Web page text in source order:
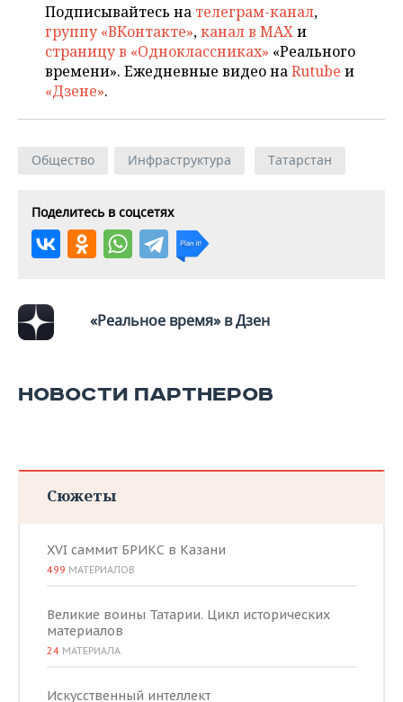
Подписывайтесь на телеграм-канал,
группу «ВКонтакте»,канал в MAXи
страницу в «Одноклассниках» «Реального
времени». Ежедневные видео наRutube и
«Дзене».
Общество Инфраструктура Татарстан
Поделитесь в соцсетях
«Реальное время» в Дзен
НОВОСТИ ПАРТНЕРОВ
Сюжеты
XVI саммит БРИКС в Казани
499 МАТЕРИАЛОВ
Великие воины Татарии. Цикл исторических
материалов
24 МАТЕРИАЛА
Искусственный интеллект